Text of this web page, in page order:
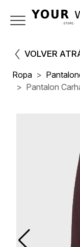
VOLVER
Ropa
Pantalon